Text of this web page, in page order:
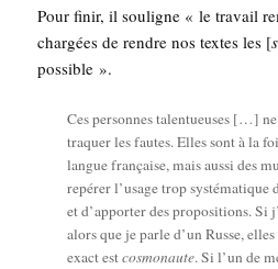
Pour finir, il sou­ligne « le tra­vail
char­gées de rendre nos textes les [
possible ».
Ces per­sonnes talen­tueuses […]
tra­quer les fautes. Elles sont à la
langue fran­çaise, mais aus­si des
repé­rer l’usage trop sys­té­ma­tique
et d’apporter des pro­po­si­tions. Si
alors que je parle d’un Russe,
exact estcos­mo­naute. Si l’un de